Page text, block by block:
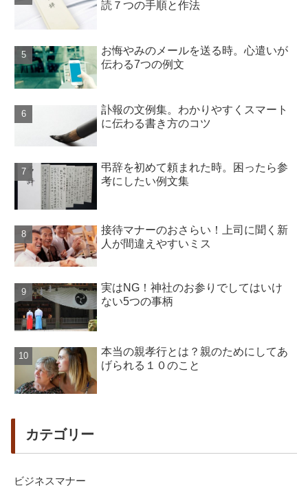
読７つの手順と作法
お悔やみのメールを送る時。心遣いが
伝わる7つの例文
訃報の文例集。わかりやすくスマート
に伝わる書き方のコツ
弔辞を初めて頼まれた時。困ったら参
考にしたい例文集
接待マナーのおさらい！上司に聞く新
人が間違えやすいミス
実はNG！神社のお参りでしてはいけ
ない5つの事柄
本当の親孝行とは？親のためにしてあ
げられる１０のこと
カテゴリー
ビジネスマナー